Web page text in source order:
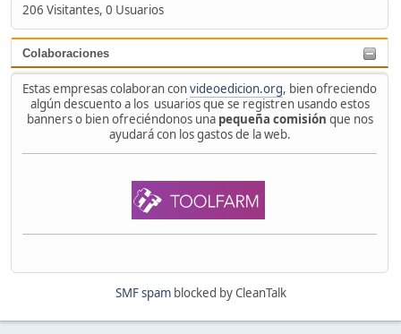
206 Visitantes, 0 Usuarios
Colaboraciones
Estas empresas colaboran convideoedicion.org, bien ofreciendo
algún descuento a los usuarios que se registren usando estos
banners o bien ofreciéndonos una pequeña comisión que nos
ayudará con los gastos de la web.
SMF spamblocked by CleanTalk